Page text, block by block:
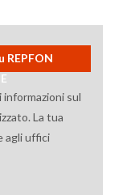
REPFON
informazioni sul
La tua
agli uffici